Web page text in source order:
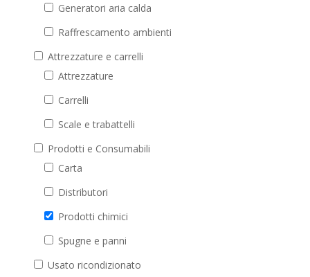
Generatori aria calda
Raffrescamento ambienti
Attrezzature e carrelli
Attrezzature
Carrelli
Scale e trabattelli
Prodotti e Consumabili
Carta
Distributori
Prodotti chimici
Spugne e panni
Usato ricondizionato